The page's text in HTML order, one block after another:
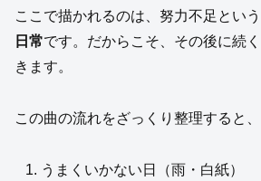
ここで描かれるのは、努力不足という
日常です。だからこそ、その後に続
きます。
この曲の流れをざっくり整理すると、
うまくいかない日（雨・白紙）